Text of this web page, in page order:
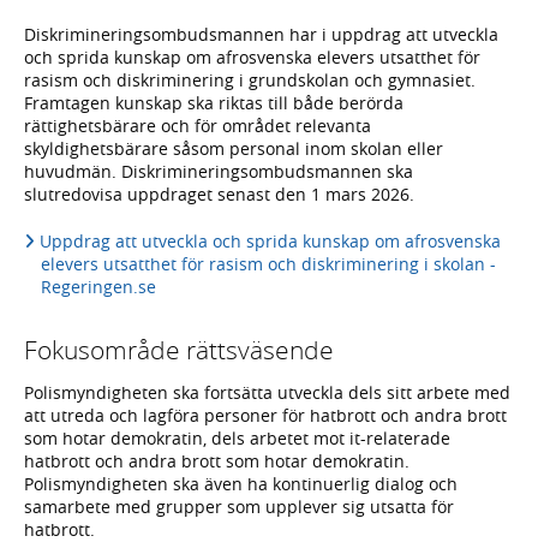
Diskrimineringsombudsmannen har i uppdrag att utveckla
och sprida kunskap om afrosvenska elevers utsatthet för
rasism och diskriminering i grundskolan och gymnasiet.
Framtagen kunskap ska riktas till både berörda
rättighetsbärare och för området relevanta
skyldighetsbärare såsom personal inom skolan eller
huvudmän. Diskrimineringsombudsmannen ska
slutredovisa uppdraget senast den 1 mars 2026.
Uppdrag att utveckla och sprida kunskap om afrosvenska
elevers utsatthet för rasism och diskriminering i skolan -
Regeringen.se
Fokusområde rättsväsende
Polismyndigheten ska fortsätta utveckla dels sitt arbete med
att utreda och lagföra personer för hatbrott och andra brott
som hotar demokratin, dels arbetet mot it-relaterade
hatbrott och andra brott som hotar demokratin.
Polismyndigheten ska även ha kontinuerlig dialog och
samarbete med grupper som upplever sig utsatta för
hatbrott.